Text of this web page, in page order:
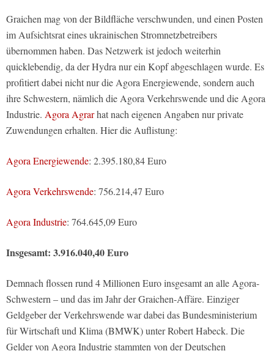
Graichen mag von der Bildfläche verschwunden, und einen Posten
im Aufsichtsrat eines ukrainischen Stromnetzbetreibers
übernommen haben. Das Netzwerk ist jedoch weiterhin
quicklebendig, da der Hydra nur ein Kopf abgeschlagen wurde. Es
profitiert dabei nicht nur die Agora Energiewende, sondern auch
ihre Schwestern, nämlich die Agora Verkehrswende und die Agora
Industrie. Agora Agrarhat nach eigenen Angaben nur private
Zuwendungen erhalten. Hier die Auflistung:
Agora Energiewende: 2.395.180,84 Euro
Agora Verkehrswende: 756.214,47 Euro
Agora Industrie: 764.645,09 Euro
Insgesamt: 3.916.040,40 Euro
Demnach flossen rund 4 Millionen Euro insgesamt an alle Agora-
Schwestern – und das im Jahr der Graichen-Affäre. Einziger
Geldgeber der Verkehrswende war dabei das Bundesministerium
für Wirtschaft und Klima (BMWK) unter Robert Habeck. Die
Gelder von Agora Industrie stammten von der Deutschen